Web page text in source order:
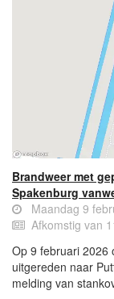
Brandweer met
Spakenburg
Maandag 9
Afkomstig van
Op 9 februari 2026
uitgereden naar
melding van